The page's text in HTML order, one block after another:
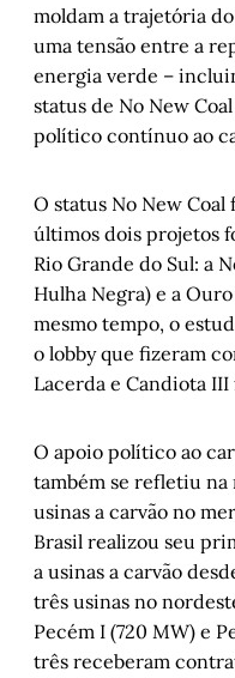
moldam a trajetória
uma tensão entre a
energia verde –
status de No New
político contínuo ao
O status No New
últimos dois projetos
Rio Grande do Sul: a
Hulha Negra) e a
mesmo tempo, o
o lobby que fizeram
Lacerda e Candiota
O apoio político ao
também se refletiu
usinas a carvão no
Brasil realizou seu
a usinas a carvão
três usinas no
Pecém I (720 MW) e
três receberam